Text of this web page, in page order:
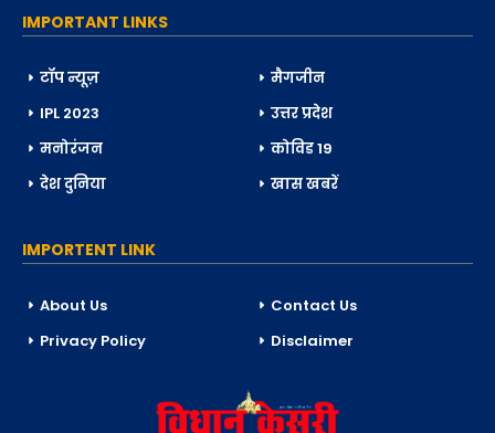
IMPORTANT LINKS
टॉप न्यूज़
मैगजीन
IPL 2023
उत्तर प्रदेश
मनोरंजन
कोविड 19
देश दुनिया
खास खबरें
IMPORTENT LINK
About Us
Contact Us
Privacy Policy
Disclaimer